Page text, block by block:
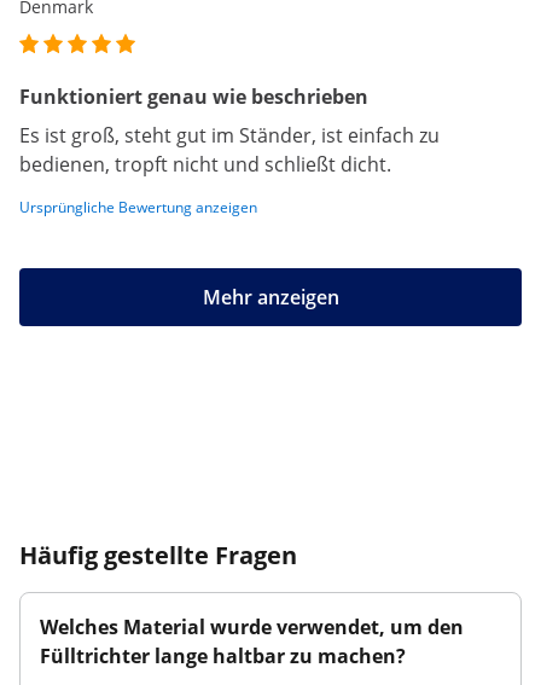
Denmark
Funktioniert genau wie beschrieben
Es ist groß, steht gut im Ständer, ist einfach zu
bedienen, tropft nicht und schließt dicht.
Ursprüngliche Bewertung anzeigen
Mehr anzeigen
Häufig gestellte Fragen
Welches Material wurde verwendet, um den
Fülltrichter lange haltbar zu machen?